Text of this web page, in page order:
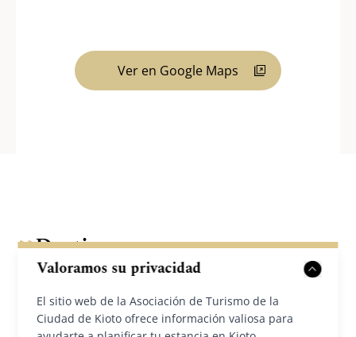
Valoramos su privacidad
El sitio web de la Asociación de Turismo de la
Ciudad de Kioto ofrece información valiosa para
Ver en Google Maps
Destinos cercanos